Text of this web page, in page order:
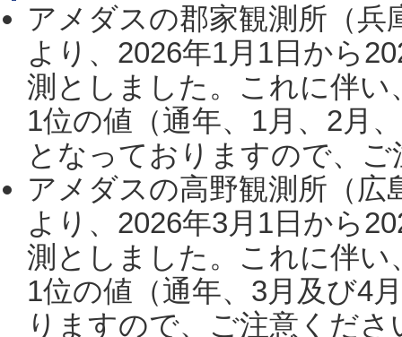
アメダスの郡家観測所（
より、2026年1月1日から
測としました。これに伴い
1位の値（通年、1月、2月
となっておりますので、
アメダスの高野観測所（
より、2026年3月1日から
測としました。これに伴い
1位の値（通年、3月及び4
りますので、ご注意くだ